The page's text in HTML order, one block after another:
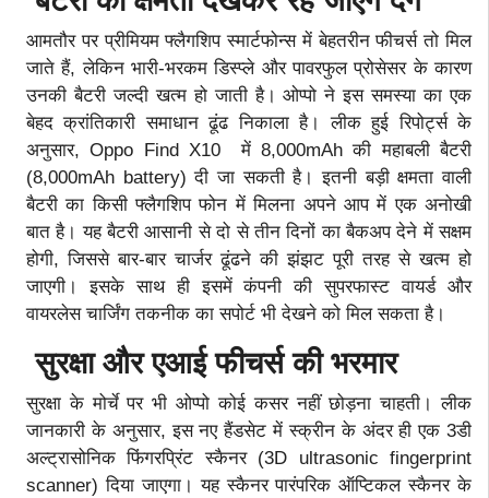
आमतौर पर प्रीमियम फ्लैगशिप स्मार्टफोन्स में बेहतरीन फीचर्स तो मिल
जाते हैं, लेकिन भारी-भरकम डिस्प्ले और पावरफुल प्रोसेसर के कारण
उनकी बैटरी जल्दी खत्म हो जाती है। ओप्पो ने इस समस्या का एक
बेहद क्रांतिकारी समाधान ढूंढ निकाला है। लीक हुई रिपोर्ट्स के
अनुसार, Oppo Find X10 में 8,000mAh की महाबली बैटरी
(8,000mAh battery) दी जा सकती है। इतनी बड़ी क्षमता वाली
बैटरी का किसी फ्लैगशिप फोन में मिलना अपने आप में एक अनोखी
बात है। यह बैटरी आसानी से दो से तीन दिनों का बैकअप देने में सक्षम
होगी, जिससे बार-बार चार्जर ढूंढने की झंझट पूरी तरह से खत्म हो
जाएगी। इसके साथ ही इसमें कंपनी की सुपरफास्ट वायर्ड और
वायरलेस चार्जिंग तकनीक का सपोर्ट भी देखने को मिल सकता है।
सुरक्षा और एआई फीचर्स की भरमार
सुरक्षा के मोर्चे पर भी ओप्पो कोई कसर नहीं छोड़ना चाहती। लीक
जानकारी के अनुसार, इस नए हैंडसेट में स्क्रीन के अंदर ही एक 3डी
अल्ट्रासोनिक फिंगरप्रिंट स्कैनर (3D ultrasonic fingerprint
scanner) दिया जाएगा। यह स्कैनर पारंपरिक ऑप्टिकल स्कैनर के